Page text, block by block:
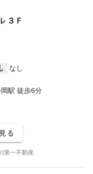
３Ｆ
なし
駅 徒歩6分
る
第一不動産